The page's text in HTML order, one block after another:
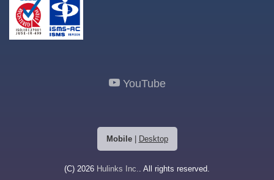
YouTube
Mobile| Desktop
(C) 2026 Hulinks Inc.. All rights reserved.